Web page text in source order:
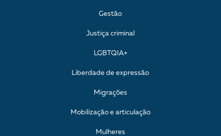
Gestão
Justiça criminal
LGBTQIA+
Liberdade de expressão
Migrações
Mobilização e articulação
Mulheres